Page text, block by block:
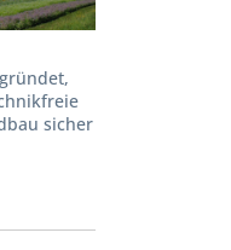
sicher